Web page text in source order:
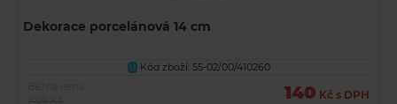
Dekorace porcelánová 14 cm
U Kód zboží: 55-02/00/410260
140 Kč s DPH